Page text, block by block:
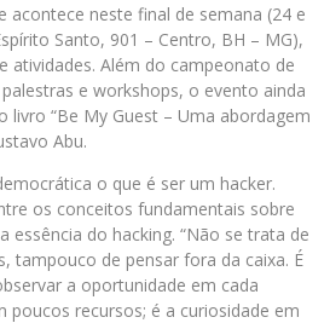
acontece neste final de semana (24 e
Santo, 901 – Centro, BH – MG),
atividades. Além do campeonato de
e workshops, o evento ainda
livro “Be My Guest – Uma abordagem
Abu.
o que é ser um hacker.
os conceitos fundamentais sobre
essência do hacking. “Não se trata de
tampouco de pensar fora da caixa. É
a oportunidade em cada
poucos recursos; é a curiosidade em